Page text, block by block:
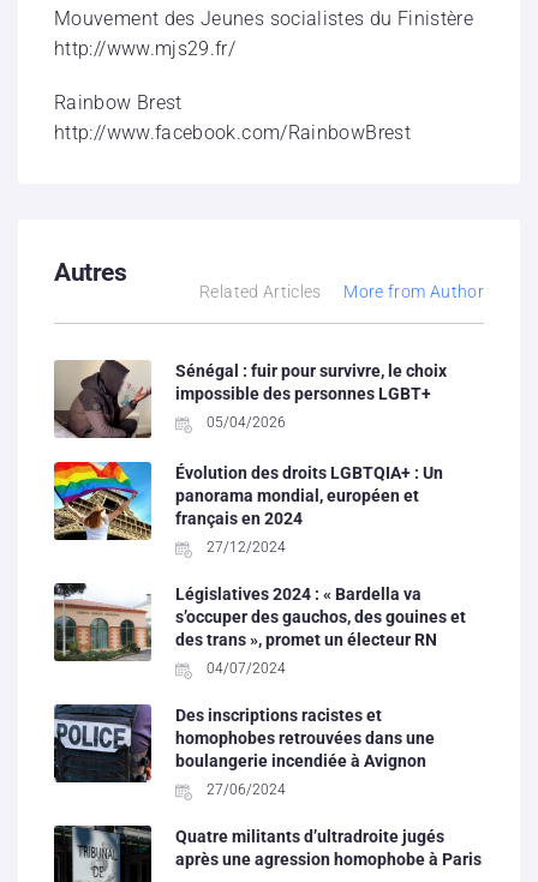
Mouvement des Jeunes socialistes du Finistère
http://www.mjs29.fr/
Rainbow Brest
http://www.facebook.com/RainbowBrest
Autres
Related Articles More from Author
Sénégal : fuir pour survivre, le choix
impossible des personnes LGBT+
05/04/2026
Évolution des droits LGBTQIA+ : Un
panorama mondial, européen et
français en 2024
27/12/2024
Législatives 2024 : « Bardella va
s’occuper des gauchos, des gouines et
des trans », promet un électeur RN
04/07/2024
Des inscriptions racistes et
homophobes retrouvées dans une
boulangerie incendiée à Avignon
27/06/2024
Quatre militants d’ultradroite jugés
après une agression homophobe à Paris